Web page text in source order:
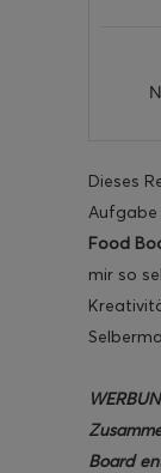
Dieses
Aufgabe
Food
mir so
Board